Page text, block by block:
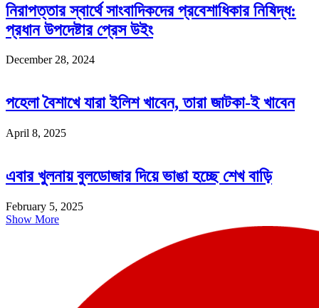
নিরাপত্তার স্বার্থে সাংবাদিকদের প্রবেশাধিকার নিষিদ্ধ:
প্রধান উপদেষ্টার প্রেস উইং
December 28, 2024
পহেলা বৈশাখে যারা ইলিশ খাবেন, তারা জাটকা-ই খাবেন
April 8, 2025
এবার খুলনায় বুলডোজার দিয়ে ভাঙা হচ্ছে শেখ বাড়ি
February 5, 2025
Show More